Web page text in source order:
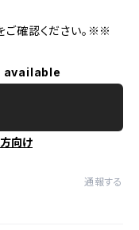
確認ください。※※
向け
通報する